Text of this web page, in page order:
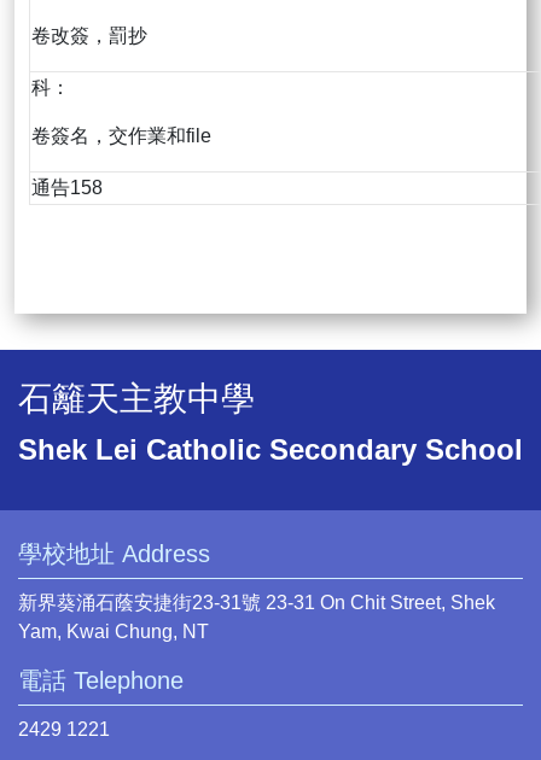
卷改簽，罰抄
科：
卷簽名，交作業和file
通告158
石籬天主教中學
Shek Lei Catholic Secondary School
學校地址 Address
新界葵涌石蔭安捷街23-31號 23-31 On Chit Street, Shek
Yam, Kwai Chung, NT
電話 Telephone
2429 1221